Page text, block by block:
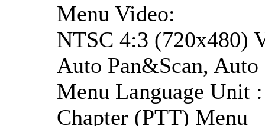
Menu Video:
NTSC 4:3 (720x480)
Auto Pan&Scan,
Menu Language Unit :
Chapter (PTT) Menu